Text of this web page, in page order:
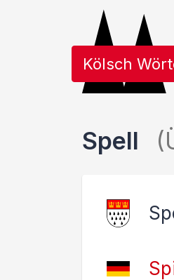
Kölsch
Spell